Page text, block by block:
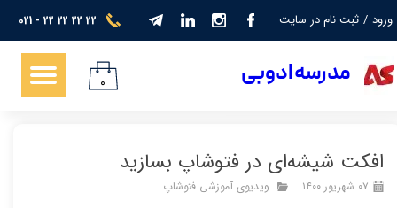
021 - 22 22 22 22 ورود / ثبت نام در سایت
حساب کاربری من
تغییر گذر واژه
خروج از حساب کاربری
​​​مدرسه ادوبی ۰
افکت شیشه‌ای در فتوشاپ بسازید
۰۷ شهریور ۱۴۰۰ ویدیوی آموزشی فتوشاپ